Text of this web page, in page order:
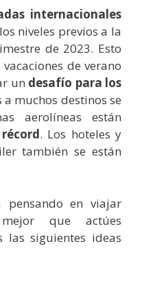
internacionales
niveles previos a la
de 2023. Esto
de verano
un desafío para los
muchos destinos se
aerolíneas están
. Los hoteles y
también se están
pensando en viajar
que actúes
las siguientes ideas